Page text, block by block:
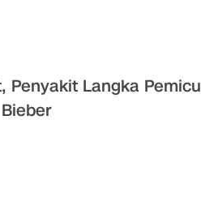
Penyakit Langka Pemicu